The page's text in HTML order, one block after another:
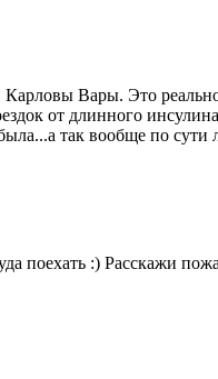
Вары. Это
от длинного
так вообще по
поехать :) Расскажи